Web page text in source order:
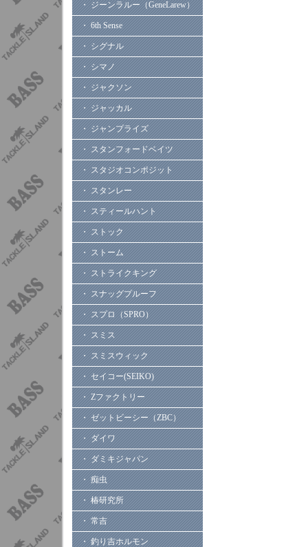
・ ジーンラルー（GeneLarew）
・ 6th Sense
・ シグナル
・ シマノ
・ ジャクソン
・ ジャッカル
・ ジャンプライズ
・ スタンフォードベイツ
・ スタジオコンポジット
・ スタンレー
・ スティールハント
・ ストック
・ ストーム
・ ストライクキング
・ スナッグプルーフ
・ スプロ（SPRO）
・ スミス
・ スミスウィック
・ セイコー(SEIKO)
・ Zファクトリー
・ ゼットビーシー（ZBC）
・ ダイワ
・ ダミキジャパン
・ 痴虫
・ 椿研究所
・ 常吉
・ 釣り吉ホルモン